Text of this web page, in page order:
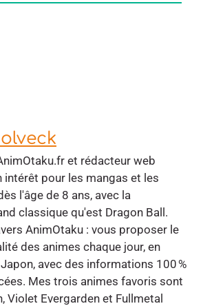
et rédacteur web
intérêt pour les mangas et les
l'âge de 8 ans, avec la
classique qu'est Dragon Ball.
AnimOtaku : vous proposer le
des animes chaque jour, en
avec des informations 100 %
Mes trois animes favoris sont
Violet Evergarden et Fullmetal